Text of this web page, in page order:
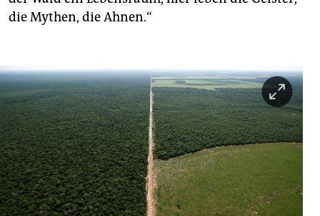
die Mythen, die Ahnen.“